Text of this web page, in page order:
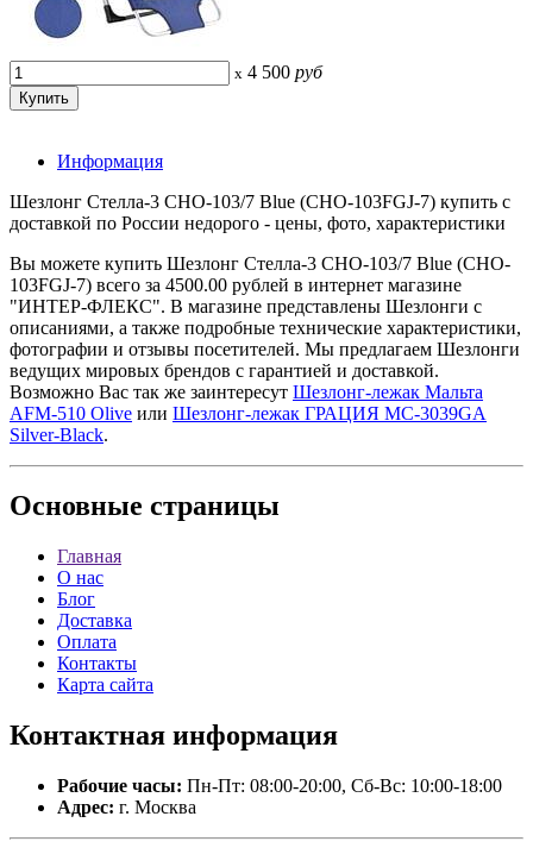
x 4 500 руб
Информация
Шезлонг Стелла-3 CHO-103/7 Blue (CHO-103FGJ-7) купить с
доставкой по России недорого - цены, фото, характеристики
Вы можете купить Шезлонг Стелла-3 CHO-103/7 Blue (CHO-
103FGJ-7) всего за 4500.00 рублей в интернет магазине
"ИНТЕР-ФЛЕКС". В магазине представлены Шезлонги с
описаниями, а также подробные технические характеристики,
фотографии и отзывы посетителей. Мы предлагаем Шезлонги
ведущих мировых брендов с гарантией и доставкой.
Возможно Вас так же заинтересут Шезлонг-лежак Мальта
AFM-510 Olive или Шезлонг-лежак ГРАЦИЯ MC-3039GA
Silver-Black.
Основные страницы
Главная
О нас
Блог
Доставка
Оплата
Контакты
Карта сайта
Контактная информация
Рабочие часы: Пн-Пт: 08:00-20:00, Сб-Вс: 10:00-18:00
Адрес: г. Москва